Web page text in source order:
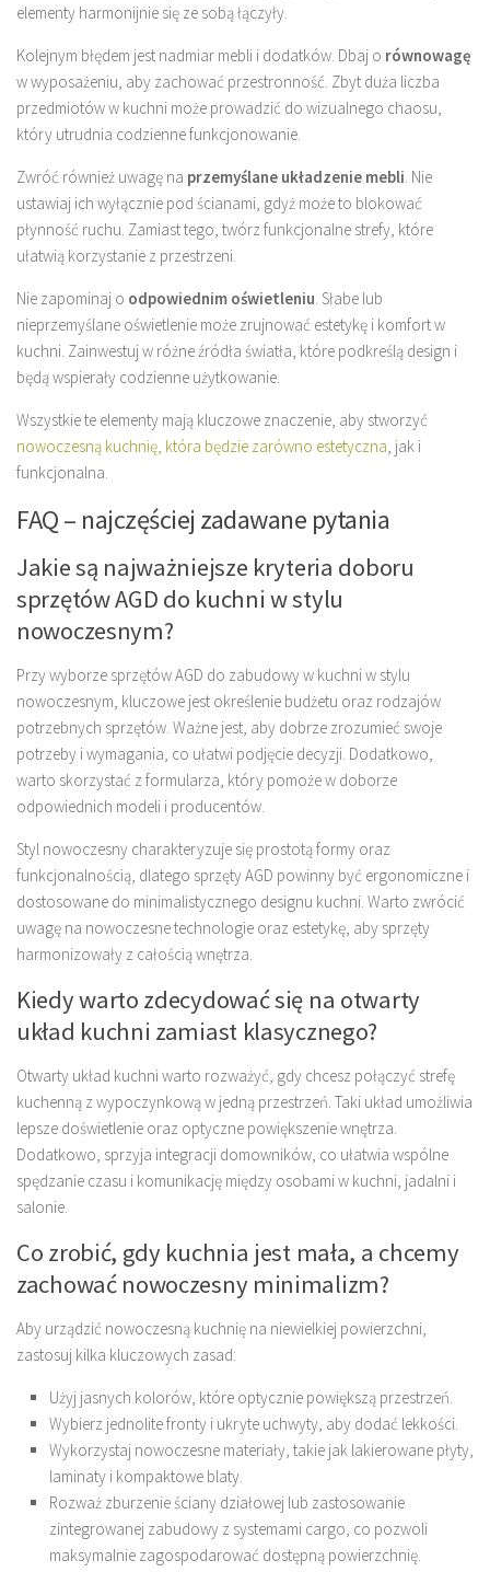
elementy harmonijnie się ze sobą łączyły.
Kolejnym błędem jest nadmiar mebli i dodatków. Dbaj o równowagę
w wyposażeniu, aby zachować przestronność. Zbyt duża liczba
przedmiotów w kuchni może prowadzić do wizualnego chaosu,
który utrudnia codzienne funkcjonowanie.
Zwróć również uwagę na przemyślane układzenie mebli . Nie
ustawiaj ich wyłącznie pod ścianami, gdyż może to blokować
płynność ruchu. Zamiast tego, twórz funkcjonalne strefy, które
ułatwią korzystanie z przestrzeni.
Nie zapominaj o odpowiednim oświetleniu . Słabe lub
nieprzemyślane oświetlenie może zrujnować estetykę i komfort w
kuchni. Zainwestuj w różne źródła światła, które podkreślą design i
będą wspierały codzienne użytkowanie.
Wszystkie te elementy mają kluczowe znaczenie, aby stworzyć
nowoczesną kuchnię, która będzie zarówno estetyczna , jak i
funkcjonalna.
FAQ – najczęściej zadawane pytania
Jakie są najważniejsze kryteria doboru
sprzętów AGD do kuchni w stylu
nowoczesnym?
Przy wyborze sprzętów AGD do zabudowy w kuchni w stylu
nowoczesnym, kluczowe jest określenie budżetu oraz rodzajów
potrzebnych sprzętów. Ważne jest, aby dobrze zrozumieć swoje
potrzeby i wymagania, co ułatwi podjęcie decyzji. Dodatkowo,
warto skorzystać z formularza, który pomoże w doborze
odpowiednich modeli i producentów.
Styl nowoczesny charakteryzuje się prostotą formy oraz
funkcjonalnością, dlatego sprzęty AGD powinny być ergonomiczne i
dostosowane do minimalistycznego designu kuchni. Warto zwrócić
uwagę na nowoczesne technologie oraz estetykę, aby sprzęty
harmonizowały z całością wnętrza.
Kiedy warto zdecydować się na otwarty
układ kuchni zamiast klasycznego?
Otwarty układ kuchni warto rozważyć, gdy chcesz połączyć strefę
kuchenną z wypoczynkową w jedną przestrzeń. Taki układ umożliwia
lepsze doświetlenie oraz optyczne powiększenie wnętrza.
Dodatkowo, sprzyja integracji domowników, co ułatwia wspólne
spędzanie czasu i komunikację między osobami w kuchni, jadalni i
salonie.
Co zrobić, gdy kuchnia jest mała, a chcemy
zachować nowoczesny minimalizm?
Aby urządzić nowoczesną kuchnię na niewielkiej powierzchni,
zastosuj kilka kluczowych zasad:
Użyj jasnych kolorów, które optycznie powiększą przestrzeń.
Wybierz jednolite fronty i ukryte uchwyty, aby dodać lekkości.
Wykorzystaj nowoczesne materiały, takie jak lakierowane płyty,
laminaty i kompaktowe blaty.
Rozważ zburzenie ściany działowej lub zastosowanie
zintegrowanej zabudowy z systemami cargo, co pozwoli
maksymalnie zagospodarować dostępną powierzchnię.